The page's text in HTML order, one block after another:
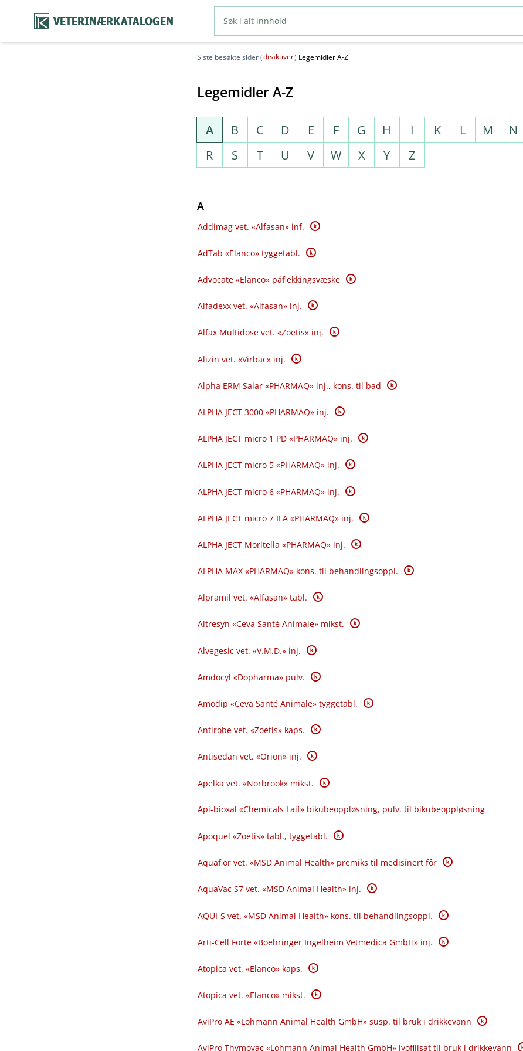
VETERINÆRKATALOGEN
Siste besøkte sider (deaktiver) Legemidler A-Z
Legemidler A-Z
A B C D E F G H I K L M N
R
S T U V W X Y Z
A
Addimag vet. «Alfasan» inf. K
AdTab «Elanco» tyggetabl. K
Advocate «Elanco» påflekkingsvæske K
Alfadexx vet. «Alfasan» inj. K
Alfax Multidose vet. «Zoetis» inj. K
Alizin vet. «Virbac» inj. K
Alpha ERM Salar «PHARMAQ» inj., kons. til bad K
ALPHA JECT 3000 «PHARMAQ» inj. K
ALPHA JECT micro 1 PD «PHARMAQ» inj. K
ALPHA JECT micro 5 «PHARMAQ» inj. K
ALPHA JECT micro 6 «PHARMAQ» inj. K
ALPHA JECT micro 7 ILA «PHARMAQ» inj. K
ALPHA JECT Moritella «PHARMAQ» inj. K
ALPHA MAX «PHARMAQ» kons. til behandlingsoppl. K
Alpramil vet. «Alfasan» tabl. K
Altresyn «Ceva Santé Animale» mikst. K
Alvegesic vet. «V.M.D.» inj. K
Amdocyl «Dopharma» pulv. K
Amodip «Ceva Santé Animale» tyggetabl. K
Antirobe vet. «Zoetis» kaps. K
Antisedan vet. «Orion» inj. K
Apelka vet. «Norbrook» mikst. K
Api-bioxal «Chemicals Laif» bikubeoppløsning, pulv. til bikubeoppløsning
Apoquel «Zoetis» tabl., tyggetabl. K
Aquaflor vet. «MSD Animal Health» premiks til medisinert fôr K
AquaVac S7 vet. «MSD Animal Health» inj. K
AQUI-S vet. «MSD Animal Health» kons. til behandlingsoppl. K
Arti-Cell Forte «Boehringer Ingelheim Vetmedica GmbH» inj. K
Atopica vet. «Elanco» kaps. K
Atopica vet. «Elanco» mikst. K
AviPro AE «Lohmann Animal Health GmbH» susp. til bruk i drikkevann K
AviPro Thymovac «Lohmann Animal Health GmbH» lyofilisat til bruk i drikkevann K